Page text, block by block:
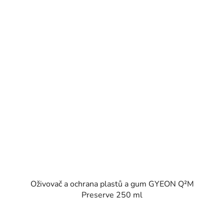
Oživovač a ochrana plastů a gum GYEON Q²M
Preserve 250 ml